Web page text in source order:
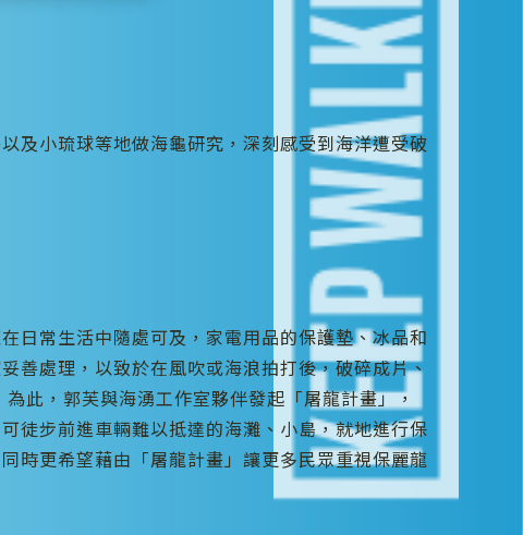
及小琉球等地做海龜研究，深刻感受到海洋遭受破
日常生活中隨處可及，家電用品的保護墊、冰品和
善處理，以致於在風吹或海浪拍打後，破碎成片、
此，郭芙與海湧工作室夥伴發起「屠龍計畫」，
徒步前進車輛難以抵達的海灘、小島，就地進行保
時更希望藉由「屠龍計畫」讓更多民眾重視保麗龍